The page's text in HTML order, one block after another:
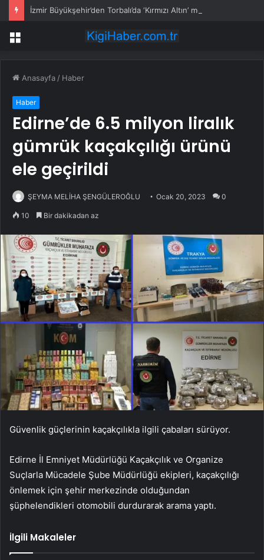
İzmir Büyükşehir’den Torbalı’da ‘Kırmızı Altın’ mesaisi
Menü
Anasayfa / Haber
Haber
Edirne’de 6.5 milyon liralık
gümrük kaçakçılığı ürünü
ele geçirildi
ŞEYMA MELİHA ŞENGÜLEROĞLU Ocak 20, 2023 0
10 Bir dakikadan az
Güvenlik güçlerinin kaçakçılıkla ilgili çabaları sürüyor.
Edirne İl Emniyet Müdürlüğü Kaçakçılık ve Organize
Suçlarla Mücadele Şube Müdürlüğü ekipleri, kaçakçılığı
önlemek için şehir merkezinde olduğundan
şüphelendikleri otomobili durdurarak arama yaptı.
İlgili Makaleler